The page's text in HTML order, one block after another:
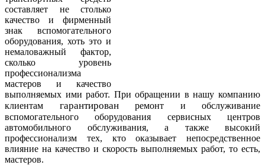
составляет не столько
качество и фирменный
знак вспомогательного
оборудования, хоть это и
немаловажный фактор,
сколько уровень
профессионализма
мастеров и качество
выполняемых ими работ. При обращении в нашу компанию
клиентам гарантированремонт и обслуживание
вспомогательного оборудования сервисных центров
автомобильного обслуживания, а также высокий
профессионализм тех, кто оказывает непосредственное
влияние на качество и скорость выполняемых работ, то есть,
мастеров.